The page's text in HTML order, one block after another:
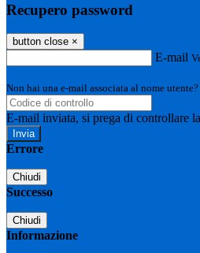
Recupero password
button close ×
E-mail
Non hai una e-mail associata al nome
E-mail inviata, si prega di controllare
Errore
Chiudi
Successo
Chiudi
Informazione